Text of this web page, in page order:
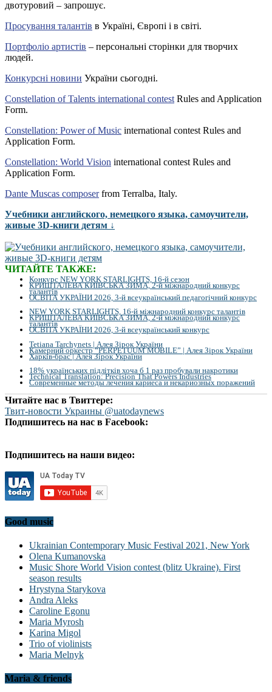
двотуровий – запрошує.
Просування талантів в Україні, Європі і в світі.
Портфоліо артистів – персональні сторінки для творчих
людей.
Конкурсні новини України сьогодні.
Constellation of Talents international contest Rules and Application
Form.
Constellation: Power of Music international contest Rules and
Application Form.
Constellation: World Vision international contest Rules and
Application Form.
Dante Muscas composerfrom Terralba, Italy.
Учебники английского, немецкого языка, самоучители,
живые 3D-книги детям ↓
ЧИТАЙТЕ ТАКЖЕ:
Конкурс NEW YORK STARLIGHTS, 16-й сезон
КРИШТАЛЕВА КИЇВСЬКА ЗИМА, 2-й міжнародний конкурс
талантів
ОСВІТА УКРАЇНИ 2026, 3-й всеукраїнський педагогічний конкурс
NEW YORK STARLIGHTS, 16-й міжнародний конкурс талантів
КРИШТАЛЕВА КИЇВСЬКА ЗИМА, 2-й міжнародний конкурс
талантів
ОСВІТА УКРАЇНИ 2026, 3-й всеукраїнський конкурс
Tetiana Tarchynets | Алея Зірок України
Камерний оркестр “PERPETUUM MOBILE” | Алея Зірок України
Харків-брас | Алея Зірок України
18% українських підлітків хоча б 1 раз пробували накротики
Technical Translation: Precision That Powers Industries
Современные методы лечения кариеса и некариозных поражений
Читайте нас в Твиттере:
Твит-новости Украины @uatodaynews
Подпишитесь на нас в Facebook:
Подпишитесь на наши видео:
Good music
Ukrainian Contemporary Music Festival 2021, New York
Olena Kumanovska
Music Shore World Vision contest (blitz Ukraine). First
season results
Hrystyna Starykova
Andra Aleks
Caroline Egonu
Maria Myrosh
Karina Migol
Trio of violinists
Maria Melnyk
Maria & friends